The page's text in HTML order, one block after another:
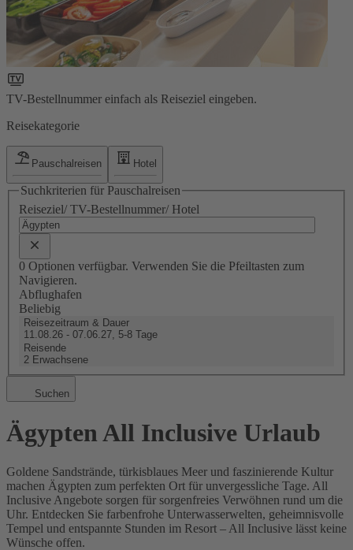
TV-Bestellnummer einfach als Reiseziel eingeben.
Reisekategorie
Pauschalreisen Hotel
Suchkriterien für Pauschalreisen
Reiseziel/ TV-Bestellnummer/ Hotel
0 Optionen verfügbar. Verwenden Sie die Pfeiltasten zum
Navigieren.
Abflughafen
Beliebig
Reisezeitraum & Dauer
11.08.26 - 07.06.27, 5-8 Tage
Reisende
2 Erwachsene
Suchen
Ägypten All Inclusive Urlaub
Goldene Sandstrände, türkisblaues Meer und faszinierende Kultur
machen Ägypten zum perfekten Ort für unvergessliche Tage. All
Inclusive Angebote sorgen für sorgenfreies Verwöhnen rund um die
Uhr. Entdecken Sie farbenfrohe Unterwasserwelten, geheimnisvolle
Tempel und entspannte Stunden im Resort – All Inclusive lässt keine
Wünsche offen.